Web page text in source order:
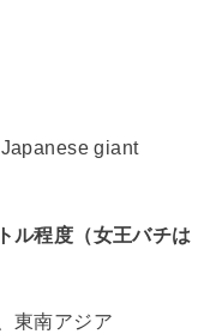
giant
程度（女王バチは
南アジア